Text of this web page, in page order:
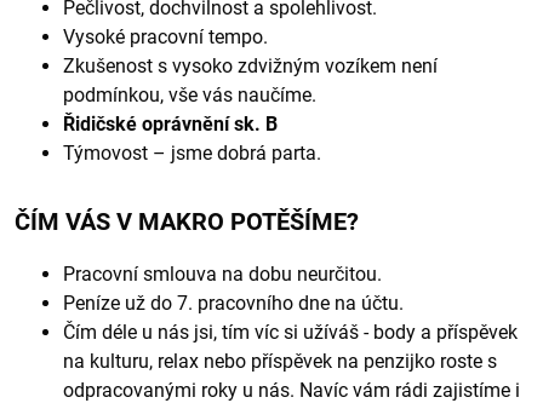
Pečlivost, dochvilnost a spolehlivost.
Vysoké pracovní tempo.
Zkušenost s vysoko zdvižným vozíkem není
podmínkou, vše vás naučíme.
Řidičské oprávnění sk. B
Týmovost – jsme dobrá parta.
ČÍM VÁS V MAKRO POTĚŠÍME?
Pracovní smlouva na dobu neurčitou.
Peníze už do 7. pracovního dne na účtu.
Čím déle u nás jsi, tím víc si užíváš - body a příspěvek
na kulturu, relax nebo příspěvek na penzijko roste s
odpracovanými roky u nás. Navíc vám rádi zajistíme i